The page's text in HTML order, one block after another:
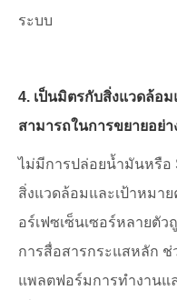
ระบบ
4. เป็นมิตรกับสิ่งแวดล้อ
สามารถในการขยายอย่
ไม่มีการปล่อยน้ำมันหรือ
สิ่งแวดล้อมและเป้าหมา
อร์เฟซเซ็นเซอร์หลายตั
การสื่อสารกระแสหลัก
แพลตฟอร์มการทำงานแ